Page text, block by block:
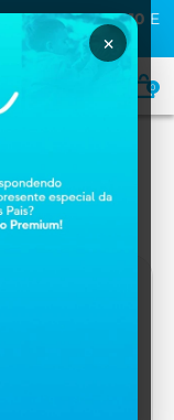
CUPOMMAFRA10 E
0
×